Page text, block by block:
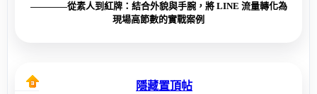
————從素人到紅牌：結合外貌與手腕，將 LINE 流量轉化為
現場高節數的實戰案例
隱藏置頂帖